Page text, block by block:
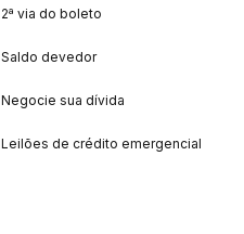
2ª via do boleto
Saldo devedor
Negocie sua dívida
Leilões de crédito emergencial